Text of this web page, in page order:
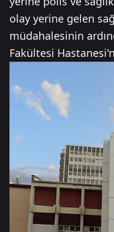
olay yerine gelen
müdahalesinin
Fakültesi